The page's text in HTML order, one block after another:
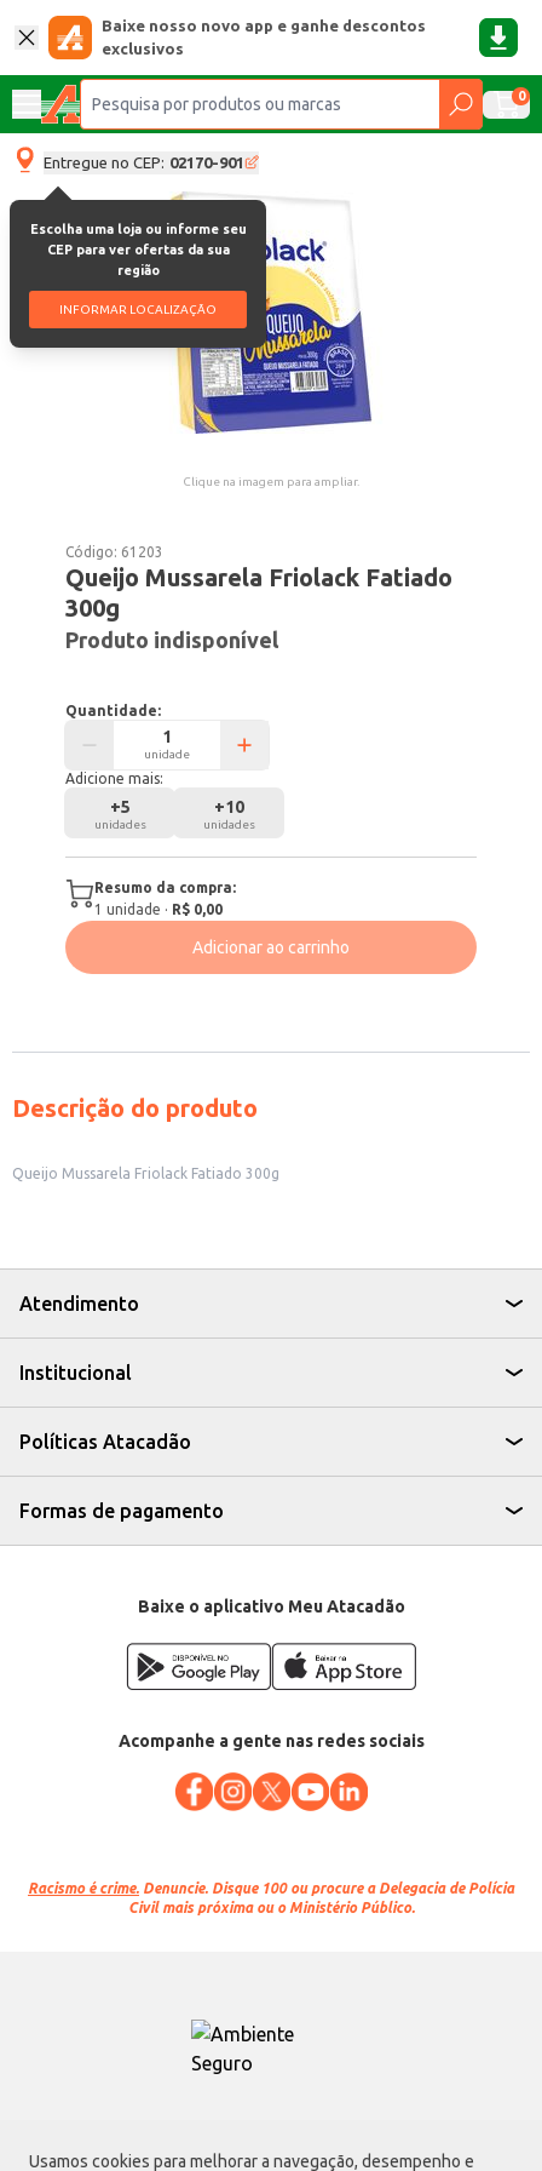
Usamos cookies para melhorar a navegação, desempenho e
Baixe nosso novo app e ganhe descontos
exclusivos
0
Entregue no CEP: 02170-901
Escolha uma loja ou informe seu
CEP para ver ofertas da sua
região
INFORMAR LOCALIZAÇÃO
Clique na imagem para ampliar.
Código: 61203
Queijo Mussarela Friolack Fatiado
300g
Produto indisponível
Quantidade:
unidade
Adicione mais:
+5
unidades
+10
unidades
Resumo da compra:
1 unidade · R$ 0,00
Adicionar ao carrinho
Descrição do produto
Queijo Mussarela Friolack Fatiado 300g
Atendimento
Institucional
Políticas Atacadão
Formas de pagamento
Baixe o aplicativo Meu Atacadão
Acompanhe a gente nas redes sociais
Racismo é crime. Denuncie. Disque 100 ou procure a Delegacia de Polícia
Civil mais próxima ou o Ministério Público.
Atacadão S.A.